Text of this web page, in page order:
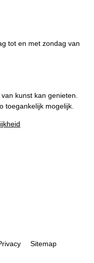
tot en met zondag van
kunst kan genieten.
toegankelijk mogelijk.
Sitemap